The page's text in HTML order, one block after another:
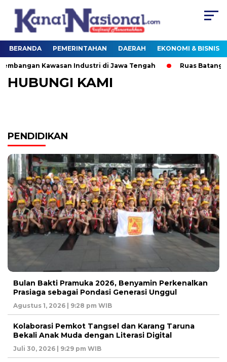
BERANDA PEMERINTAHAN DAERAH EKONOMI & BISNIS
Kawasan Industri di Jawa Tengah Ruas
HUBUNGI KAMI
PENDIDIKAN
Bulan Bakti Pramuka 2026, Benyamin Perkenalkan
Prasiaga sebagai Pondasi Generasi Unggul
Agustus 1, 2026 | 9:28 pm WIB
Kolaborasi Pemkot Tangsel dan Karang Taruna
Bekali Anak Muda dengan Literasi Digital
Juli 30, 2026 | 9:29 pm WIB